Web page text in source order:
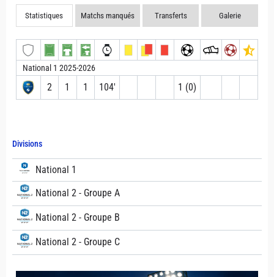
Divisions
National 1
National 2 - Groupe A
National 2 - Groupe B
National 2 - Groupe C
Statistiques Matchs manqués Transferts Galerie
National 1 2025-2026
2 1 1 104′ 1 (0)